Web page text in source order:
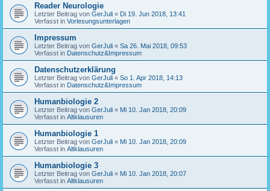
Reader Neurologie
Letzter Beitrag von GerJuli « Di 19. Jun 2018, 13:41
Verfasst in Vorlesungsunterlagen
Impressum
Letzter Beitrag von GerJuli « Sa 26. Mai 2018, 09:53
Verfasst in Datenschutz&Impressum
Datenschutzerklärung
Letzter Beitrag von GerJuli « So 1. Apr 2018, 14:13
Verfasst in Datenschutz&Impressum
Humanbiologie 2
Letzter Beitrag von GerJuli « Mi 10. Jan 2018, 20:09
Verfasst in Altklausuren
Humanbiologie 1
Letzter Beitrag von GerJuli « Mi 10. Jan 2018, 20:09
Verfasst in Altklausuren
Humanbiologie 3
Letzter Beitrag von GerJuli « Mi 10. Jan 2018, 20:07
Verfasst in Altklausuren